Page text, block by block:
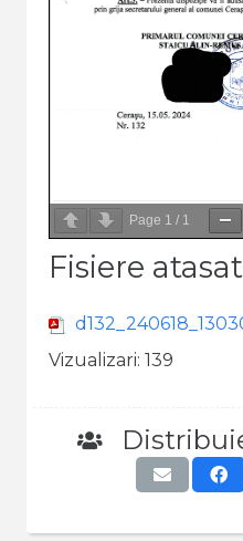
Page 1 / 1
Fisiere
Vizualizari: 139